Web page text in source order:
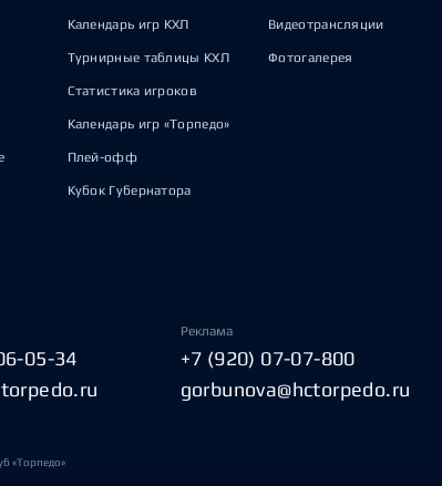
Календарь игр КХЛ
Турнирные таблицы КХЛ
Статистика игроков
Календарь игр «Торпедо»
Плей-офф
Кубок Губернатора
Видеотрансляции
Фотогалерея
05-34
Реклама
+7 (920) 07-07-800
gorbunova@hctorpedo.ru
«Торпедо»